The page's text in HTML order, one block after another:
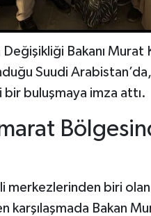
Bakanı
Suudi
buluşmaya imza attı.
merkezlerinden biri olan
karşılaşmada Bakan